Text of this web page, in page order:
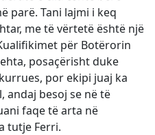
parë. Tani lajmi i keq
me të vërtetë është një
për Botërorin
posaçërisht duke
por ekipi juaj ka
andaj besoj se në të
faqe të arta në
tutje Ferri.